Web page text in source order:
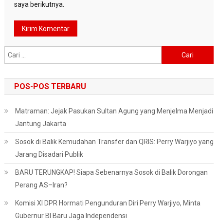
saya berikutnya.
untuk:
POS-POS TERBARU
Matraman: Jejak Pasukan Sultan Agung yang Menjelma Menjadi
Jantung Jakarta
Sosok di Balik Kemudahan Transfer dan QRIS: Perry Warjiyo yang
Jarang Disadari Publik
BARU TERUNGKAP! Siapa Sebenarnya Sosok di Balik Dorongan
Perang AS–Iran?
Komisi XI DPR Hormati Pengunduran Diri Perry Warjiyo, Minta
Gubernur BI Baru Jaga Independensi